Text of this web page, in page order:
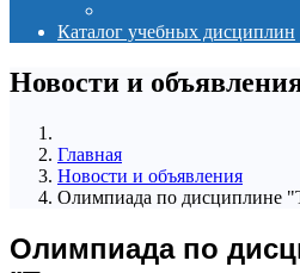
Каталог учебных дисциплин
Новости и
Главная
Новости и объявления
Олимпиада по дисциплине
Олимпиада по